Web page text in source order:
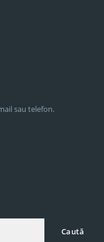
sau telefon.
Caută